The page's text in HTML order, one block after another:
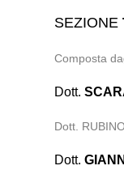
SEZIONE
Composta
Dott.
Dott.
Dott.